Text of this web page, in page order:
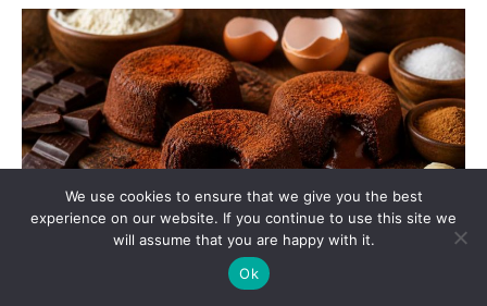
We use cookies to ensure that we give you the best
experience on our website. If you continue to use this site we
will assume that you are happy with it.
Ok